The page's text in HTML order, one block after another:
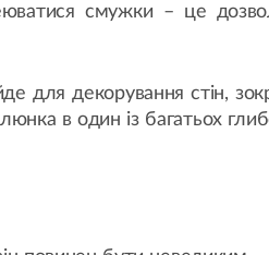
смужки – це
для декорування стін,
в один із багатьох